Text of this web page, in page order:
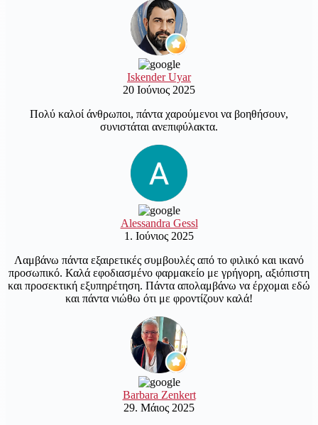
Iskender Uyar
20 Ιούνιος 2025
Πολύ καλοί άνθρωποι, πάντα χαρούμενοι να βοηθήσουν,
συνιστάται ανεπιφύλακτα.
Alessandra Gessl
1. Ιούνιος 2025
Λαμβάνω πάντα εξαιρετικές συμβουλές από το φιλικό και ικανό
προσωπικό. Καλά εφοδιασμένο φαρμακείο με γρήγορη, αξιόπιστη
και προσεκτική εξυπηρέτηση. Πάντα απολαμβάνω να έρχομαι εδώ
και πάντα νιώθω ότι με φροντίζουν καλά!
Barbara Zenkert
29. Μάιος 2025